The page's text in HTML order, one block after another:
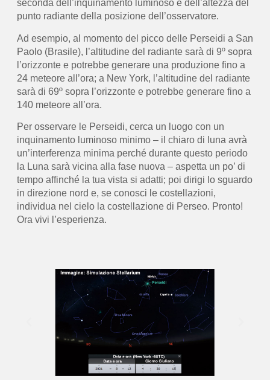
seconda dell’inquinamento luminoso e dell’altezza del
punto radiante della posizione dell’osservatore.
Ad esempio, al momento del picco delle Perseidi a San
Paolo (Brasile), l’altitudine del radiante sarà di 9º sopra
l’orizzonte e potrebbe generare una produzione fino a
24 meteore all’ora; a New York, l’altitudine del radiante
sarà di 69º sopra l’orizzonte e potrebbe generare fino a
140 meteore all’ora.
Per osservare le Perseidi, cerca un luogo con un
inquinamento luminoso minimo – il chiaro di luna avrà
un’interferenza minima perché durante questo periodo
la Luna sarà vicina alla fase nuova – aspetta un po’ di
tempo affinché la tua vista si adatti; poi dirigi lo sguardo
in direzione nord e, se conosci le costellazioni,
individua nel cielo la costellazione di Perseo. Pronto!
Ora vivi l’esperienza.